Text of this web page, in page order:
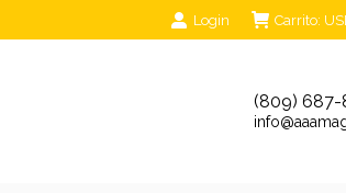
Login Carrito:
(809)
Suscripción Anunciantes Eventos Tienda